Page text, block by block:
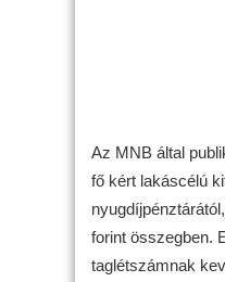
Az MNB által
fő kért lakáscélú
forint összegben.
taglétszámnak